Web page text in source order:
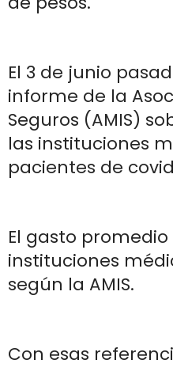
El 3 de junio
informe de la
Seguros (AMIS)
las instituciones
pacientes de
El gasto
instituciones
según la AMIS.
Con esas